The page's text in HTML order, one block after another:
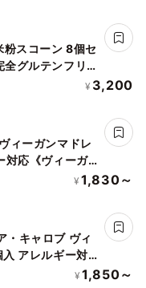
粉スコーン 8個セ
グルテンフリ
¥ 3,200
ィーガンマドレ
対応《ヴィーガ
フリー》
¥ 1,830～
・キャロブ ヴィ
アレルギー対
ツ》《グルテンフ
¥ 1,850～